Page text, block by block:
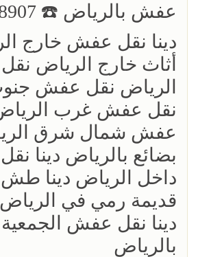
عفش
دينا نقل عفش خارج
أثاث خارج الرياض
الرياض نقل عفش
نقل عفش غرب
عفش شمال شرق
بضائع بالرياض دينا
داخل الرياض دينا
قديمة رمي في الرياض
دينا نقل عفش الجمعية
بالرياض